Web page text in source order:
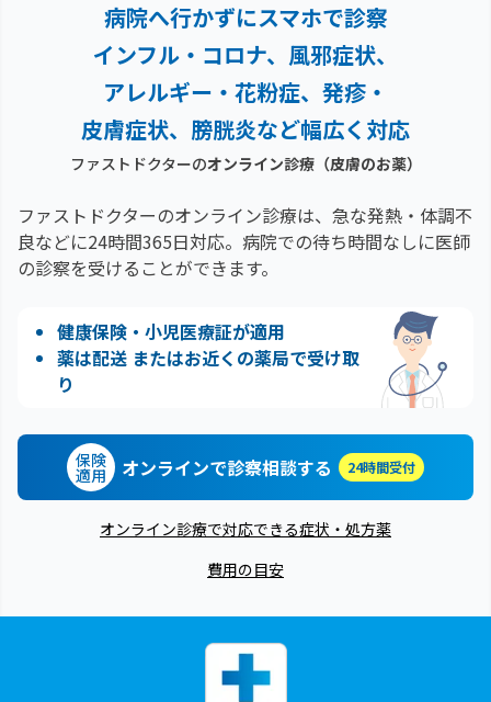
病院へ行かずにスマホで診察
インフル・コロナ、風邪症状、
アレルギー・花粉症、 発疹・
皮膚症状、膀胱炎など幅広く対応
ファストドクターのオンライン診療（皮膚のお薬）
ファストドクターのオンライン診療は、急な発熱・体調不
良などに24時間365日対応。 病院での待ち時間なしに医師
の診察を受けることができます。
健康保険・小児医療証が適用
薬は配送 またはお近くの薬局で受け取
り
保険
適用 オンラインで診察相談する 24時間受付
オンライン診療で対応できる症状・処方薬
費用の目安